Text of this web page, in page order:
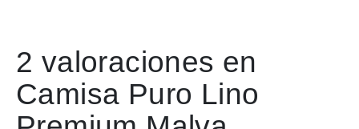
2 valoraciones en
Camisa Puro Lino